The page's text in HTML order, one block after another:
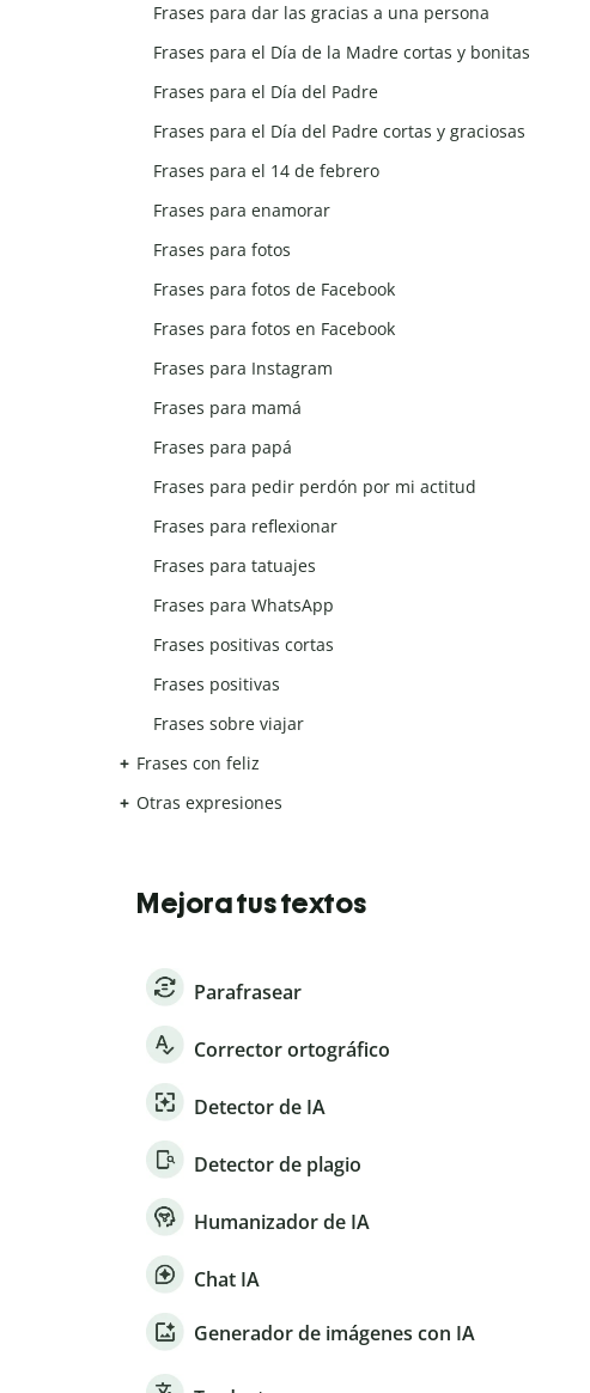
Frases para dar las gracias a una persona
Frases para el Día de la Madre cortas y bonitas
Frases para el Día del Padre
Frases para el Día del Padre cortas y graciosas
Frases para el 14 de febrero
Frases para enamorar
Frases para fotos
Frases para fotos de Facebook
Frases para fotos en Facebook
Frases para Instagram
Frases para mamá
Frases para papá
Frases para pedir perdón por mi actitud
Frases para reflexionar
Frases para tatuajes
Frases para WhatsApp
Frases positivas cortas
Frases positivas
Frases sobre viajar
Frases con feliz
Otras expresiones
Mejora tus textos
Parafrasear
Corrector ortográfico
Detector de IA
Detector de plagio
Humanizador de IA
Chat IA
Generador de imágenes con IA